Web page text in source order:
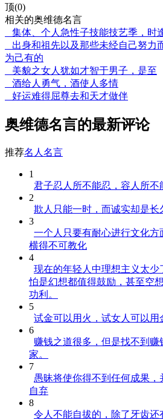
顶(0)
相关的奥维德名言
集体、个人急性子技能技艺季，时
出身和祖先以及那些未经自己努力
为己有的
美貌之女人犹如才智于男子，是至
酒给人勇气，酒使人多情
好运难得屈尊去和天才做伴
奥维德名言的最新评论
推荐名人名言
1
君子忍人所不能忍，容人所不
2
欺人只能一时，而诚实却是长
3
一个人只要有耐心进行文化
横得不可教化
4
现在的年轻人中理想主义太
怕是幻想都值得鼓励，甚至空
功利。
5
试金可以用火，试女人可以用
6
赚钱之道很多，但是找不到
家。
7
愚昧将使你得不到任何成果
自弃
8
令人不能自拔的，除了牙齿还